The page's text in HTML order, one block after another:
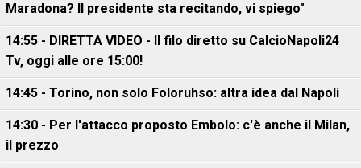
Maradona? Il presidente sta recitando, vi spiego"
14:55 - DIRETTA VIDEO - Il filo diretto su CalcioNapoli24
Tv, oggi alle ore 15:00!
14:45 - Torino, non solo Foloruhso: altra idea dal Napoli
14:30 - Per l'attacco proposto Embolo: c'è anche il Milan,
il prezzo